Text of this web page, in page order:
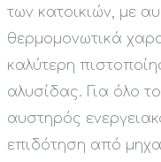
των κατοικιών, με
θερμομονωτικά
καλύτερη
αλυσίδας. Για όλο
αυστηρός
επιδότηση από